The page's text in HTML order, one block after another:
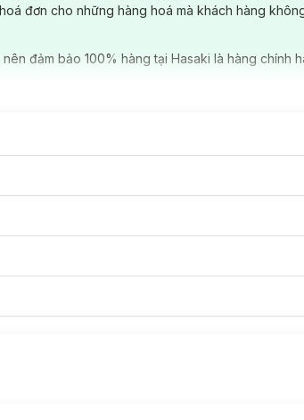
đơn cho những hàng hoá mà khách hàng
đảm bảo 100% hàng tại Hasaki là hàng chính